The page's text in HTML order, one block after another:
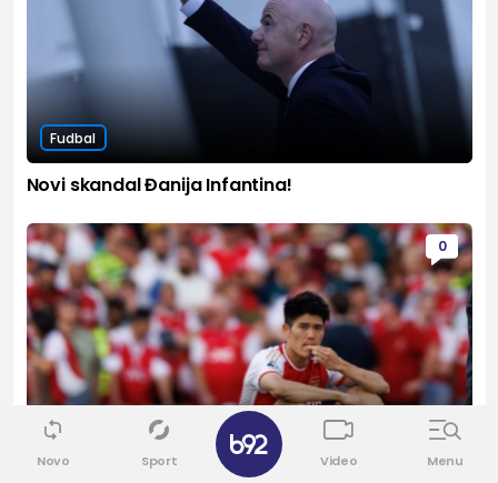
Fudbal
Novi skandal Đanija Infantina!
0
Novo Sport Video Menu
✕